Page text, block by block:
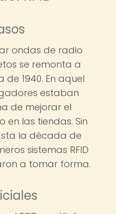
ondas de radio
se remonta a
1940. En aquel
estaban
de mejorar el
en las tiendas. Sin
la década de
sistemas RFID
a tomar forma.